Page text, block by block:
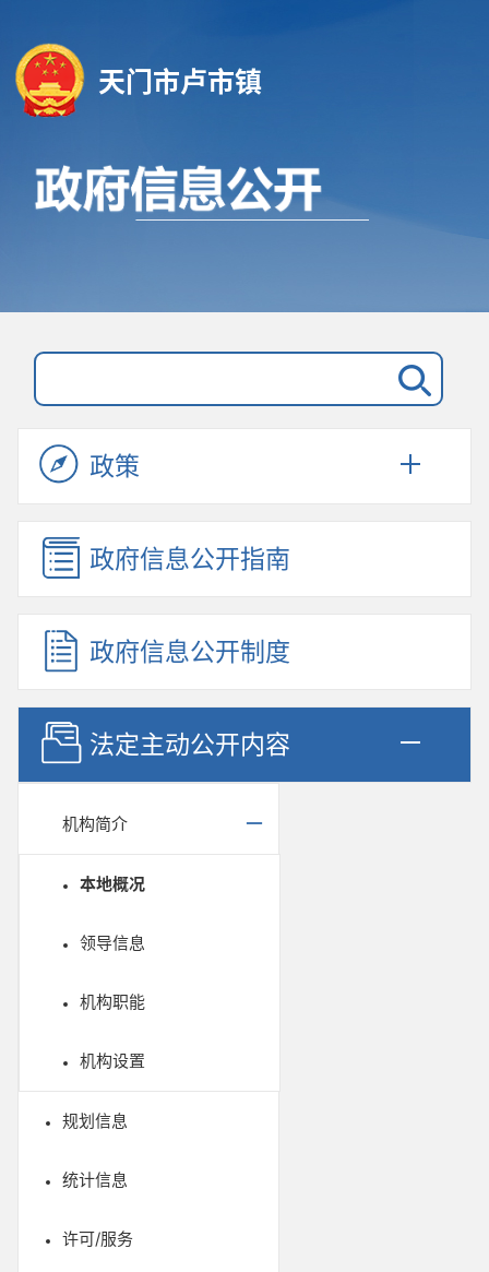
天门市卢市镇
政策
政府信息公开指南
政府信息公开制度
法定主动公开内容
机构简介
本地概况
领导信息
机构职能
机构设置
规划信息
统计信息
许可/服务